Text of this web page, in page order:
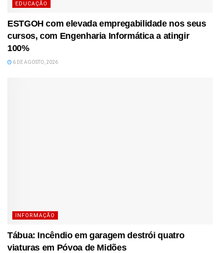
EDUCAÇÃO
ESTGOH com elevada empregabilidade nos seus
cursos, com Engenharia Informática a atingir
100%
6 DE AGOSTO, 2026
INFORMAÇÃO
Tábua: Incêndio em garagem destrói quatro
viaturas em Póvoa de Midões